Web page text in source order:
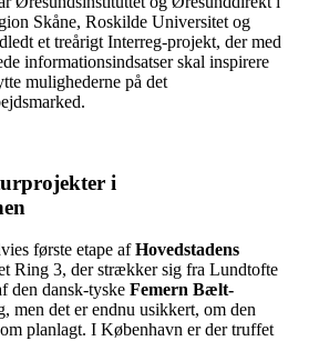
Skåne, Roskilde Universitet og
et treårigt Interreg-projekt, der med
informationsindsatser skal inspirere
mulighederne på det
i
første etape afHovedstadens
Ring 3, der strækker sig fra Lundtofte
den dansk-tyske Femern Bælt-
men det er endnu usikkert, om den
planlagt. I København er der truffet